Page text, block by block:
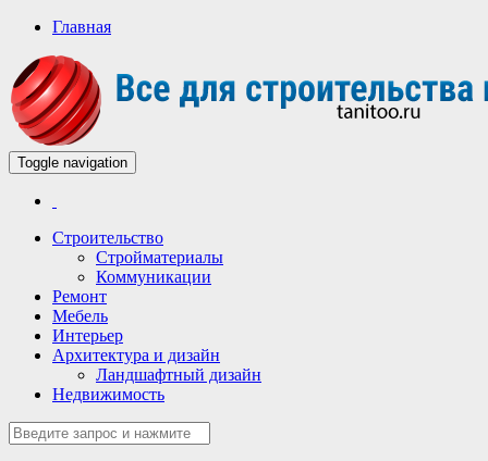
Главная
Строительный портал
Всё для строительства и ремонта
Toggle navigation
Строительство
Стройматериалы
Коммуникации
Ремонт
Мебель
Интерьер
Архитектура и дизайн
Ландшафтный дизайн
Недвижимость